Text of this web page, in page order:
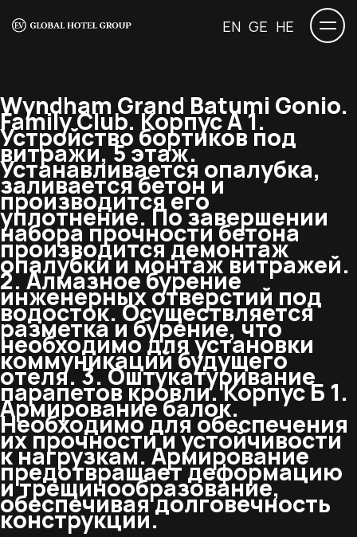
EN GE HE
Wyndham Grand Batumi Gonio.
Family Club.Корпус А 1.
Устройство бортиков под
витражи, 5 этаж.
Устанавливается опалубка,
заливается бетон и
производится его
уплотнение. По завершении
набора прочности бетона
производится демонтаж
опалубки и монтаж витражей.
2. Алмазное бурение
инженерных отверстий под
водосток. Осуществляется
разметка и бурение, что
необходимо для установки
коммуникаций будущего
отеля. 3. Оштукатуривание
парапетов кровли. Корпус Б 1.
Армирование балок.
Необходимо для обеспечения
их прочности и устойчивости
к нагрузкам. Армирование
предотвращает деформацию
и трещинообразование,
обеспечивая долговечность
конструкции.